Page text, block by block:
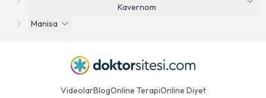
Kavernom
Manisa
VideolarBlogOnline TerapiOnline Diyet